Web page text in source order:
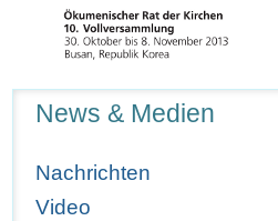
News & Medien
Nachrichten
Video